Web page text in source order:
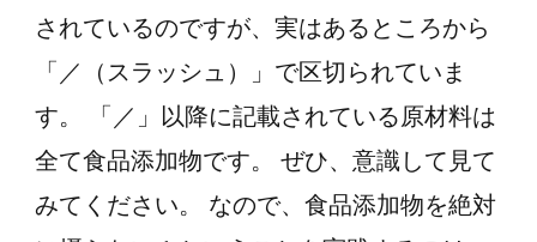
されているのですが、実はあるところから
「／（スラッシュ）」で区切られていま
す。 「／」以降に記載されている原材料は
全て食品添加物です。 ぜひ、意識して見て
みてください。 なので、食品添加物を絶対